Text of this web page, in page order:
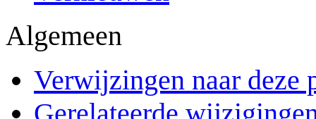
Algemeen
Verwijzingen naar deze